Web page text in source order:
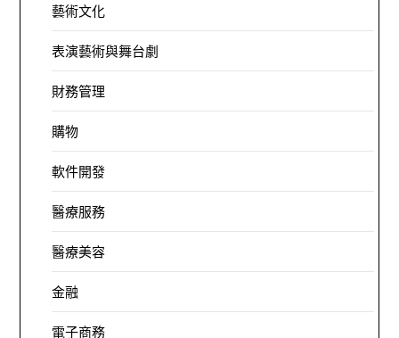
藝術文化
表演藝術與舞台劇
財務管理
購物
軟件開發
醫療服務
醫療美容
金融
電子商務